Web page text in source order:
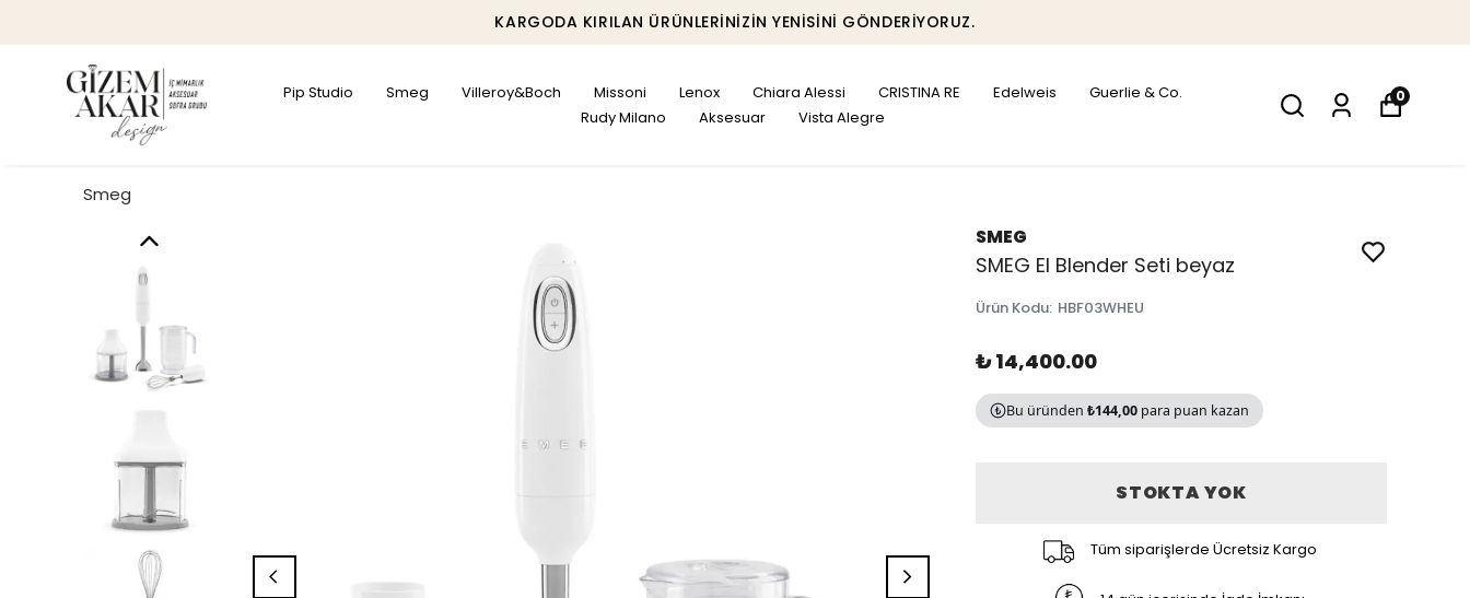
KARGODA KIRILAN ÜRÜNLERINIZIN YENISINI GÖNDERIYORUZ.
Pip Studio Smeg Villeroy&Boch Missoni Lenox Chiara Alessi CRISTINA RE Edelweis
Guerlie & Co.
Rudy Milano
Aksesuar Vista Alegre
0
Smeg
SMEG
SMEG El Blender Seti beyaz
Ürün Kodu: HBF03WHEU
₺ 14,400.00
Bu üründen ₺144,00 para puan kazan
STOKTA YOK
Tüm siparişlerde Ücretsiz Kargo